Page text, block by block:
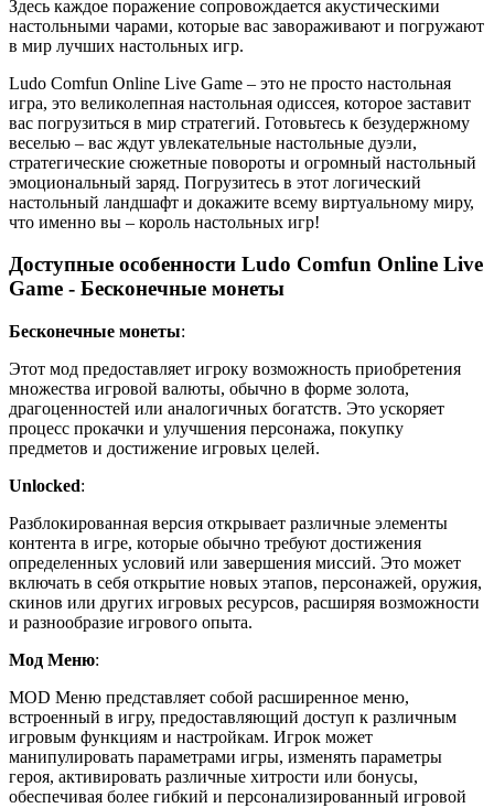
Здесь каждое поражение сопровождается акустическими
настольными чарами, которые вас завораживают и погружают
в мир лучших настольных игр.
Ludo Comfun Online Live Game – это не просто настольная
игра, это великолепная настольная одиссея, которое заставит
вас погрузиться в мир стратегий. Готовьтесь к безудержному
веселью – вас ждут увлекательные настольные дуэли,
стратегические сюжетные повороты и огромный настольный
эмоциональный заряд. Погрузитесь в этот логический
настольный ландшафт и докажите всему виртуальному миру,
что именно вы – король настольных игр!
Доступные особенности Ludo Comfun Online Live
Game - Бесконечные монеты
Бесконечные монеты:
Этот мод предоставляет игроку возможность приобретения
множества игровой валюты, обычно в форме золота,
драгоценностей или аналогичных богатств. Это ускоряет
процесс прокачки и улучшения персонажа, покупку
предметов и достижение игровых целей.
Unlocked:
Разблокированная версия открывает различные элементы
контента в игре, которые обычно требуют достижения
определенных условий или завершения миссий. Это может
включать в себя открытие новых этапов, персонажей, оружия,
скинов или других игровых ресурсов, расширяя возможности
и разнообразие игрового опыта.
Мод Меню:
MOD Меню представляет собой расширенное меню,
встроенный в игру, предоставляющий доступ к различным
игровым функциям и настройкам. Игрок может
манипулировать параметрами игры, изменять параметры
героя, активировать различные хитрости или бонусы,
обеспечивая более гибкий и персонализированный игровой